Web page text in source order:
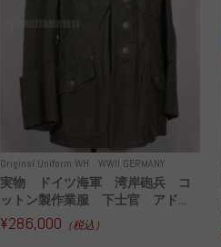
Original Uniform WH WWII GERMANY
実物 ドイツ海軍 湾岸砲兵 コ
ットン製作業服 下士官 アド...
¥286,000 （税込）